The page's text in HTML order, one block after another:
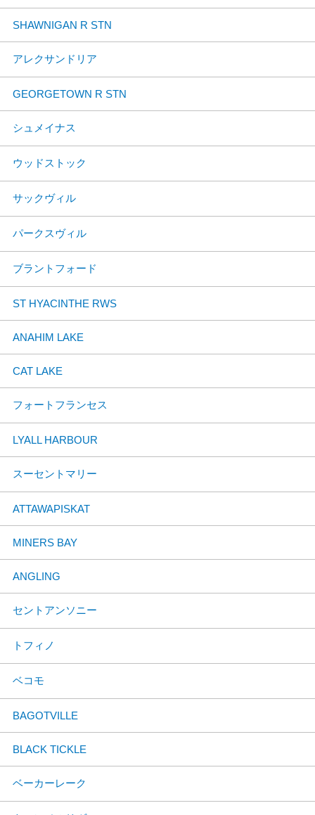
SHAWNIGAN R STN
アレクサンドリア
GEORGETOWN R STN
シュメイナス
ウッドストック
サックヴィル
パークスヴィル
ブラントフォード
ST HYACINTHE RWS
ANAHIM LAKE
CAT LAKE
フォートフランセス
LYALL HARBOUR
スーセントマリー
ATTAWAPISKAT
MINERS BAY
ANGLING
セントアンソニー
トフィノ
ベコモ
BAGOTVILLE
BLACK TICKLE
ベーカーレーク